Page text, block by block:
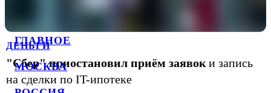
ГЛАВНОЕ
МОСКВА
ДЕНЬГИ
"Сбер" приостановил приём заявок и запись
на сделки по IT-ипотеке